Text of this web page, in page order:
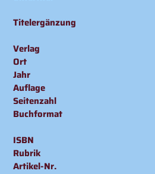
Titelergänzung
Verlag
Ort
Jahr
Auflage
Seitenzahl
Buchformat
ISBN
Rubrik
Artikel-Nr.